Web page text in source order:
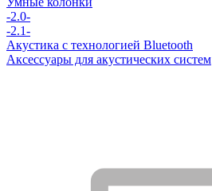
-2.0-
-2.1-
Акустика с технологией Bluetooth
Аксессуары для акустических систем